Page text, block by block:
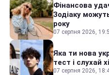
Фінансова
Зодіаку
року
07 серпня 2026,
Яка ти нова
тест і слухай
07 серпня 2026,